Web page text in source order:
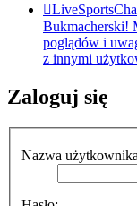
Bukmacherski!
poglądów i
z innymi
Zaloguj się
Nazwa